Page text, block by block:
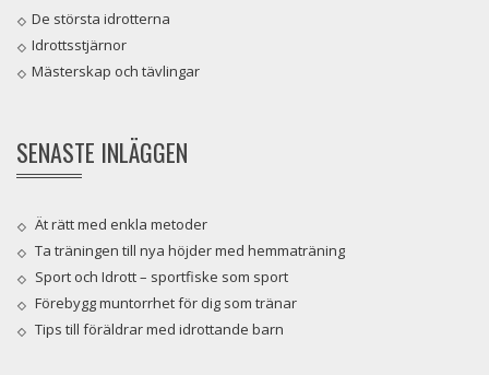
De största idrotterna
Idrottsstjärnor
Mästerskap och tävlingar
SENASTE INLÄGGEN
Ät rätt med enkla metoder
Ta träningen till nya höjder med hemmaträning
Sport och Idrott – sportfiske som sport
Förebygg muntorrhet för dig som tränar
Tips till föräldrar med idrottande barn